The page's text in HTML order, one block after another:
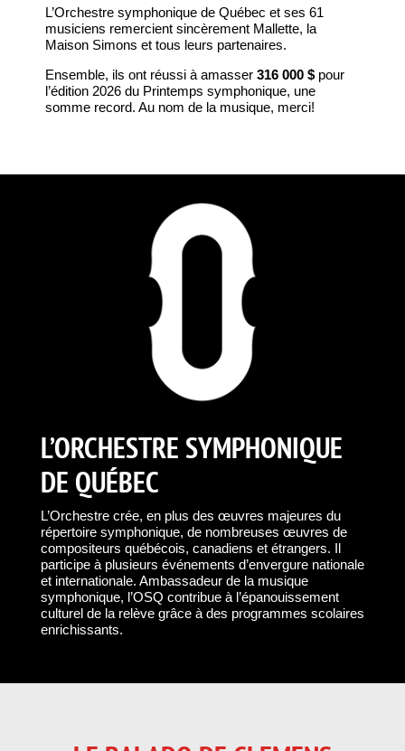
L’Orchestre symphonique de Québec et ses 61
musiciens remercient sincèrement Mallette, la
Maison Simons et tous leurs partenaires.
Ensemble, ils ont réussi à amasser 316 000 $ pour
l’édition 2026 du Printemps symphonique, une
somme record. Au nom de la musique, merci!
L’ORCHESTRE SYMPHONIQUE
DE QUÉBEC
L’Orchestre crée, en plus des œuvres majeures du
répertoire symphonique, de nombreuses œuvres de
compositeurs québécois, canadiens et étrangers. Il
participe à plusieurs événements d’envergure nationale
et internationale. Ambassadeur de la musique
symphonique, l’OSQ contribue à l’épanouissement
culturel de la relève grâce à des programmes scolaires
enrichissants.